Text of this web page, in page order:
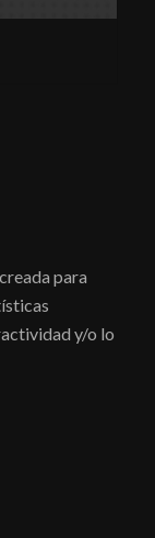
para
y/o lo